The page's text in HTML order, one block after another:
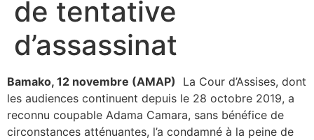
de tentative
d’assassinat
Bamako, 12 novembre (AMAP) La Cour d’Assises, dont
les audiences continuent depuis le 28 octobre 2019, a
reconnu coupable Adama Camara, sans bénéfice de
circonstances atténuantes, l’a condamné à la peine de